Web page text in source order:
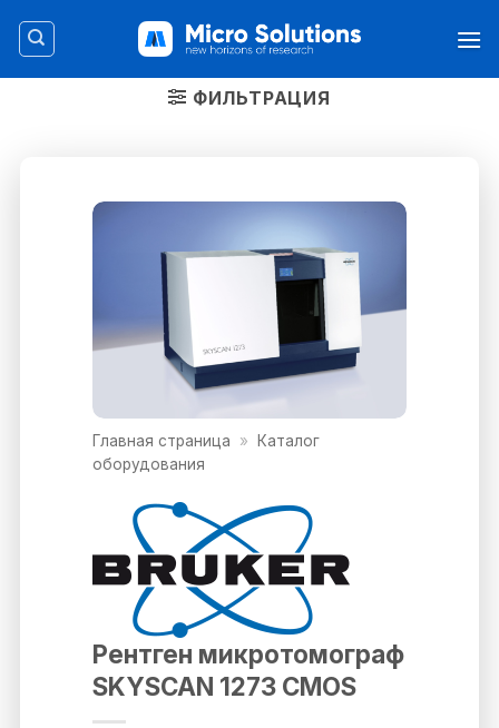
ФИЛЬТРАЦИЯ
Главная страница »
Каталог
оборудования
Рентген микротомограф
SKYSCAN 1273 CMOS